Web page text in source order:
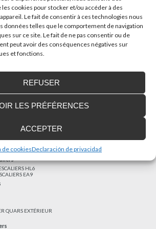
cookies pour stocker et/ou accéder à des
Le fait de consentir à ces technologies nous
données telles que le comportement de navigation
sur ce site. Le fait de ne pas consentir ou de
peut avoir des conséquences négatives sur
et fonctions.
ACCEPTER
REFUSER
LES PRÉFÉRENCES
de cookiesDeclaración de privacidad
AUTRES NOUVELLES
05
BLE
HL6
EA9
QUARS EXTÉRIEUR